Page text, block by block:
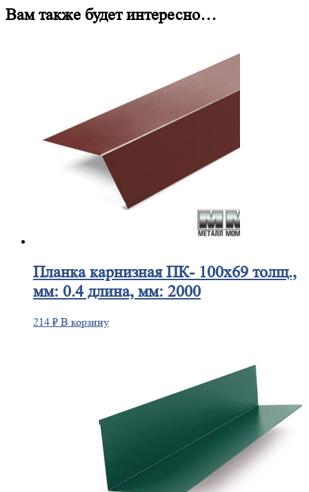
Вам также будет интересно…
Планкакарнизная ПК- 100х69 толщ.,
мм: 0.4 длина, мм: 2000
214 ₽ В корзину